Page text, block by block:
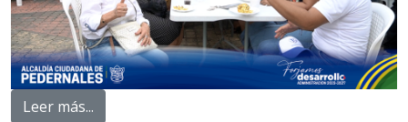
Leer más...